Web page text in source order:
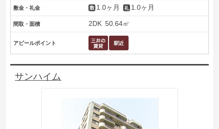
敷金・礼金 1.0ヶ月 1.0ヶ月
間取・面積 2DK 50.64㎡
アピールポイント
サンハイム